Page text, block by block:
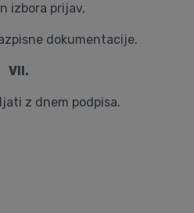
izbora prijav,
dokumentacije.
VII.
z dnem podpisa.